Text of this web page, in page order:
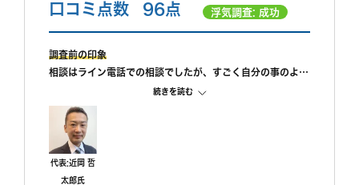
口コミ点数
96点 浮気調査: 成功
調査前の印象
相談はライン電話での相談でしたが、すごく自分の事のよう
に親身になって相談に乗ってもらえました。 また、私が自
己肯定感が低いこともあり、自分のことを攻めていると、も
っと自信を持ちなさいと励ましてもらってすごく嬉しかった
です。
調査中の印象
尾行が旦那の会社スタートの予定でしたが、場所が違ってい
続きを読む
代表:近岡 哲
太郎氏